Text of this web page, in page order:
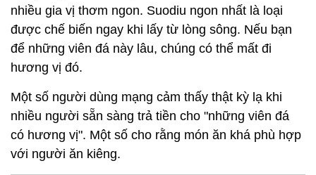
nhiều gia vị thơm ngon. Suodiu ngon nhất là loại
được chế biến ngay khi lấy từ lòng sông. Nếu bạn
để những viên đá này lâu, chúng có thể mất đi
hương vị đó.
Một số người dùng mạng cảm thấy thật kỳ lạ khi
nhiều người sẵn sàng trả tiền cho "những viên đá
có hương vị". Một số cho rằng món ăn khá phù hợp
với người ăn kiêng.